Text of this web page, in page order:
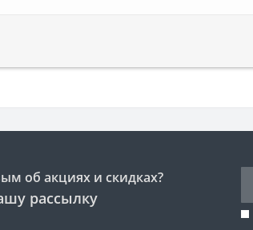
об акциях и скидках?
рассылку